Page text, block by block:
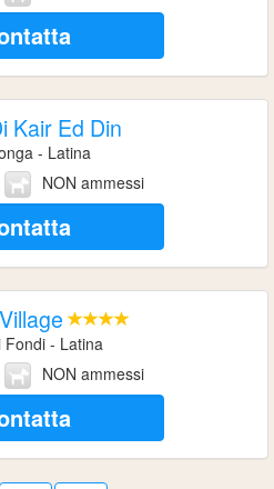
Kair Ed Din
- Latina
NON ammessi
Fondi - Latina
NON ammessi